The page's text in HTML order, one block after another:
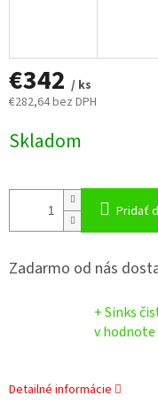
€342 / ks
€282,64 bez DPH
cena:
Skladom
Pridať
Zadarmo od nás
+ Sinks
v hodnote
Detailné informácie